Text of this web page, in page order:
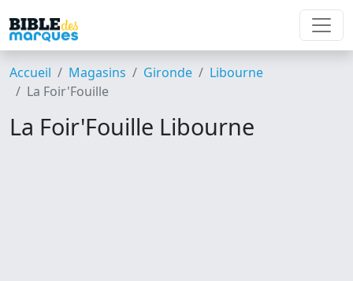
Accueil Magasins Gironde
Libourne
La Foir'Fouille
La Foir'Fouille Libourne